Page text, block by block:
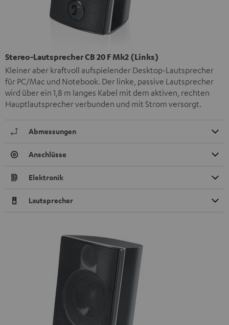
Stereo-Lautsprecher CB 20 F Mk2 (Links)
Kleiner aber kraftvoll aufspielender Desktop-Lautsprecher
für PC/Mac und Notebook. Der linke, passive Lautsprecher
wird über ein 1,8 m langes Kabel mit dem aktiven, rechten
Hauptlautsprecher verbunden und mit Strom versorgt.
Abmessungen
Anschlüsse
Elektronik
Lautsprecher